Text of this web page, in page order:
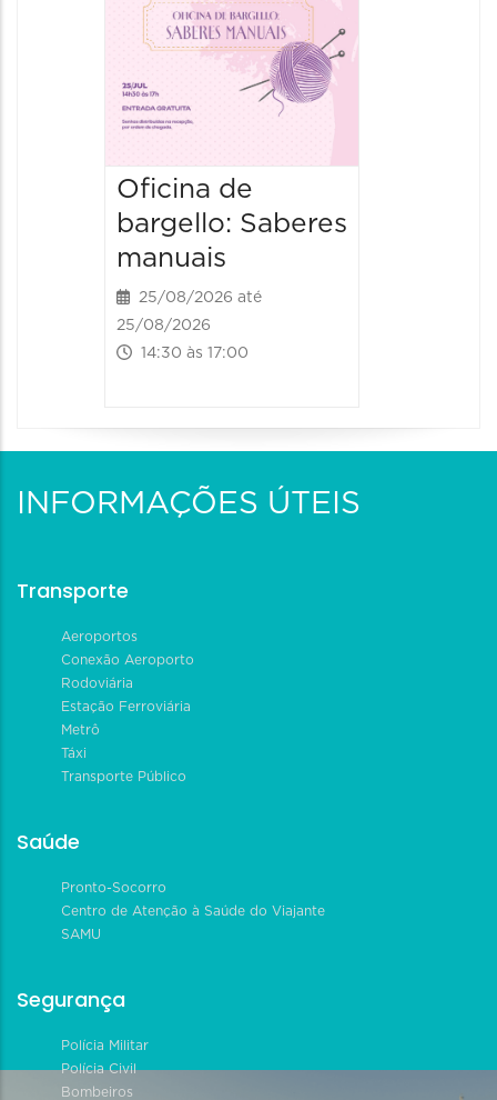
Oficina de
bargello: Saberes
manuais
25/08/2026 até
25/08/2026
14:30 às 17:00
INFORMAÇÕES ÚTEIS
Transporte
Aeroportos
Conexão Aeroporto
Rodoviária
Estação Ferroviária
Metrô
Táxi
Transporte Público
Saúde
Pronto-Socorro
Centro de Atenção à Saúde do Viajante
SAMU
Segurança
Polícia Militar
Polícia Civil
Bombeiros